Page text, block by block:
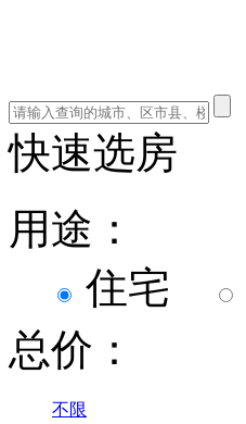
快速选房
用途：
住宅
总价：
不限